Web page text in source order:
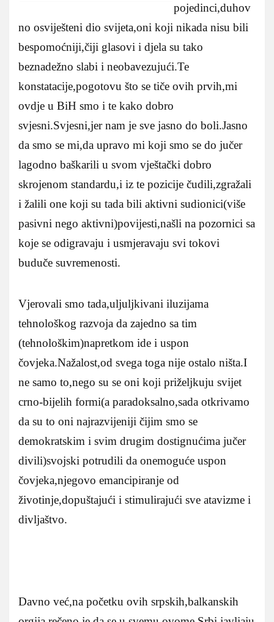
pojedinci,duhov
no osviješteni dio svijeta,oni koji nikada nisu bili
bespomoćniji,čiji glasovi i djela su tako
beznadežno slabi i neobavezujući.Te
konstatacije,pogotovu što se tiče ovih prvih,mi
ovdje u BiH smo i te kako dobro
svjesni.Svjesni,jer nam je sve jasno do boli.Jasno
da smo se mi,da upravo mi koji smo se do jučer
lagodno baškarili u svom vještački dobro
skrojenom standardu,i iz te pozicije čudili,zgražali
i žalili one koji su tada bili aktivni sudionici(više
pasivni nego aktivni)povijesti,našli na pozornici sa
koje se odigravaju i usmjeravaju svi tokovi
buduče suvremenosti.
Vjerovali smo tada,uljuljkivani iluzijama
tehnološkog razvoja da zajedno sa tim
(tehnološkim)napretkom ide i uspon
čovjeka.Nažalost,od svega toga nije ostalo ništa.I
ne samo to,nego su se oni koji priželjkuju svijet
crno-bijelih formi(a paradoksalno,sada otkrivamo
da su to oni najrazvijeniji čijim smo se
demokratskim i svim drugim dostignućima jučer
divili)svojski potrudili da onemoguće uspon
čovjeka,njegovo emancipiranje od
životinje,dopuštajući i stimulirajući sve atavizme i
divljaštvo.
Davno već,na početku ovih srpskih,balkanskih